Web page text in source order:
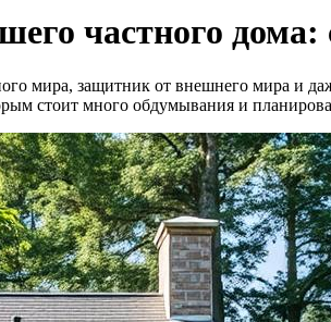
частного дома:
мира, защитник от внешнего мира и
стоит много обдумывания и